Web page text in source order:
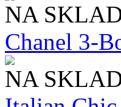
NA
Chanel 3-
NA